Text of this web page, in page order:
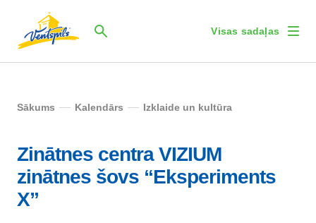
Visas sadaļas
Sākums Kalendārs Izklaide un kultūra
Zinātnes centra VIZIUM
zinātnes šovs “Eksperiments
X”